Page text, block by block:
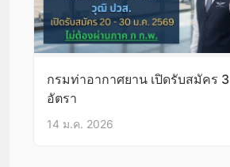
กรมท่าอากาศยาน เปิดรับสมัคร 3
อัตรา
14 ม.ค. 2026